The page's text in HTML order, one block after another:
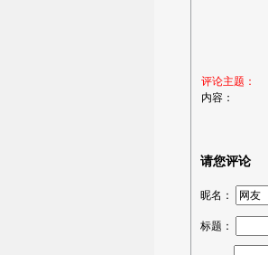
评论主题：
内容：
请您评论
昵名：
标题：